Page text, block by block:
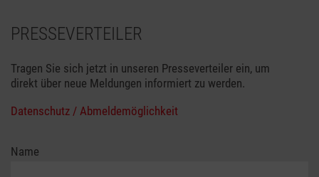
PRESSEVERTEILER
Tragen Sie sich jetzt in unseren Presseverteiler ein, um
direkt über neue Meldungen informiert zu werden.
Datenschutz / Abmeldemöglichkeit
Name